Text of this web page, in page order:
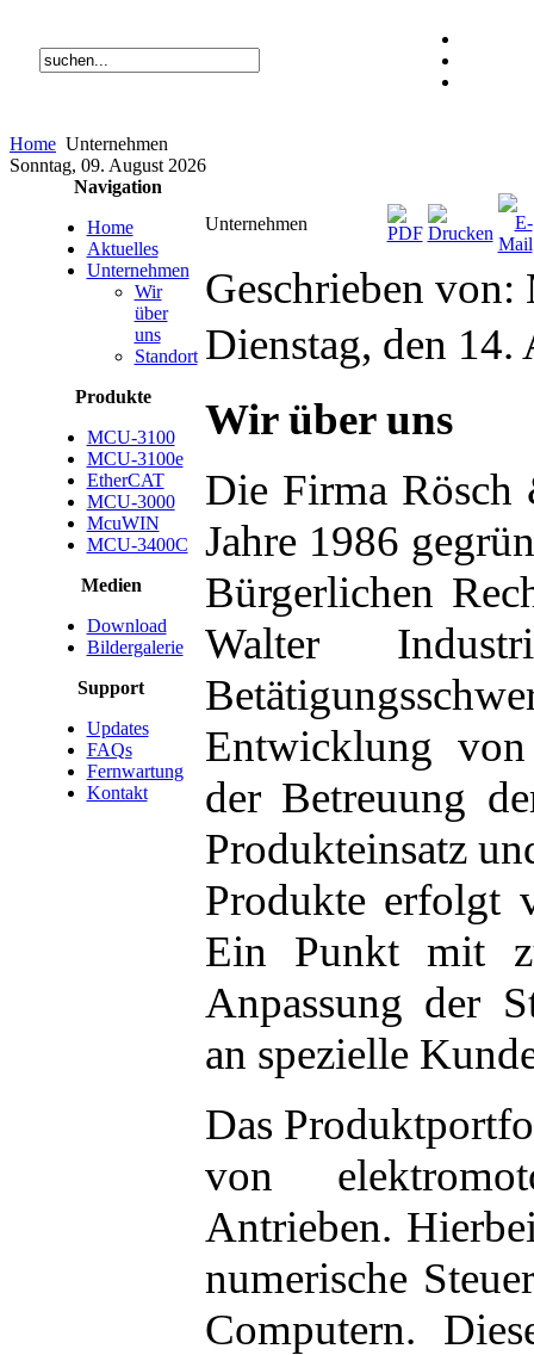
Home Unternehmen
Sonntag, 09. August 2026
Navigation
Home
Aktuelles
Unternehmen
Wir
über
uns
Standort
Produkte
MCU-3100
MCU-3100e
EtherCAT
MCU-3000
McuWIN
MCU-3400C
Medien
Download
Bildergalerie
Support
Updates
FAQs
Fernwartung
Kontakt
Unternehmen
Geschrieben
Dienstag, den
Wir über uns
Die Firma
Jahre 1986
Bürgerlichen
Walter
Entwicklung
der Betreuung
Produkteinsatz
Produkte erfolgt
Ein Punkt mit
Anpassung der
an spezielle
Das
von
Antrieben.
numerische
Computern.